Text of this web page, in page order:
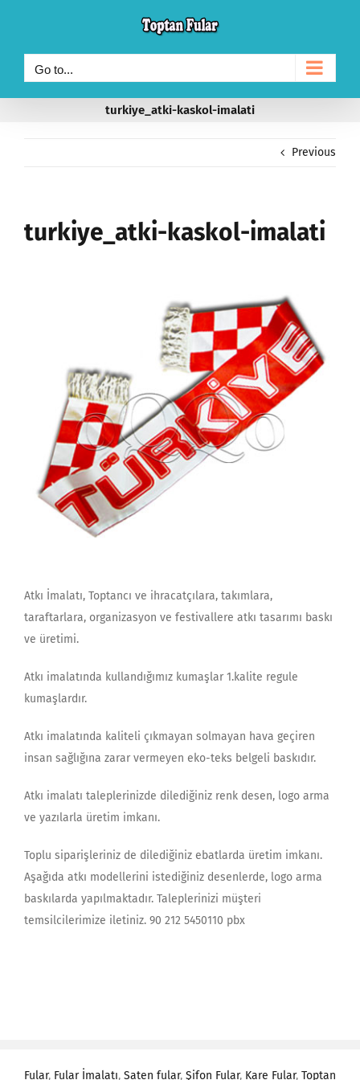
content
Go to...
turkiye_atki-kaskol-imalati
Previous
turkiye_atki-kaskol-imalati
Atkı İmalatı, Toptancı ve ihracatçılara, takımlara,
taraftarlara, organizasyon ve festivallere atkı tasarımı baskı
ve üretimi.
Atkı imalatında kullandığımız kumaşlar 1.kalite regule
kumaşlardır.
Atkı imalatında kaliteli çıkmayan solmayan hava geçiren
insan sağlığına zarar vermeyen eko-teks belgeli baskıdır.
Atkı imalatı taleplerinizde dilediğiniz renk desen, logo arma
ve yazılarla üretim imkanı.
Toplu siparişleriniz de dilediğiniz ebatlarda üretim imkanı.
Aşağıda atkı modellerini istediğiniz desenlerde, logo arma
baskılarda yapılmaktadır. Taleplerinizi müşteri
temsilcilerimize iletiniz. 90 212 5450110 pbx
Fular, Fular İmalatı, Saten fular, Şifon Fular, Kare Fular, Toptan